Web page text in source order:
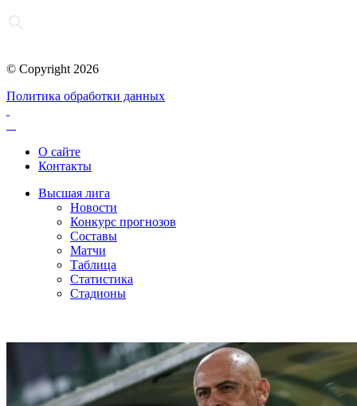
© Copyright 2026
Политика обработки данных
О сайте
Контакты
Высшая лига
Новости
Конкурс прогнозов
Составы
Матчи
Таблица
Статистика
Стадионы